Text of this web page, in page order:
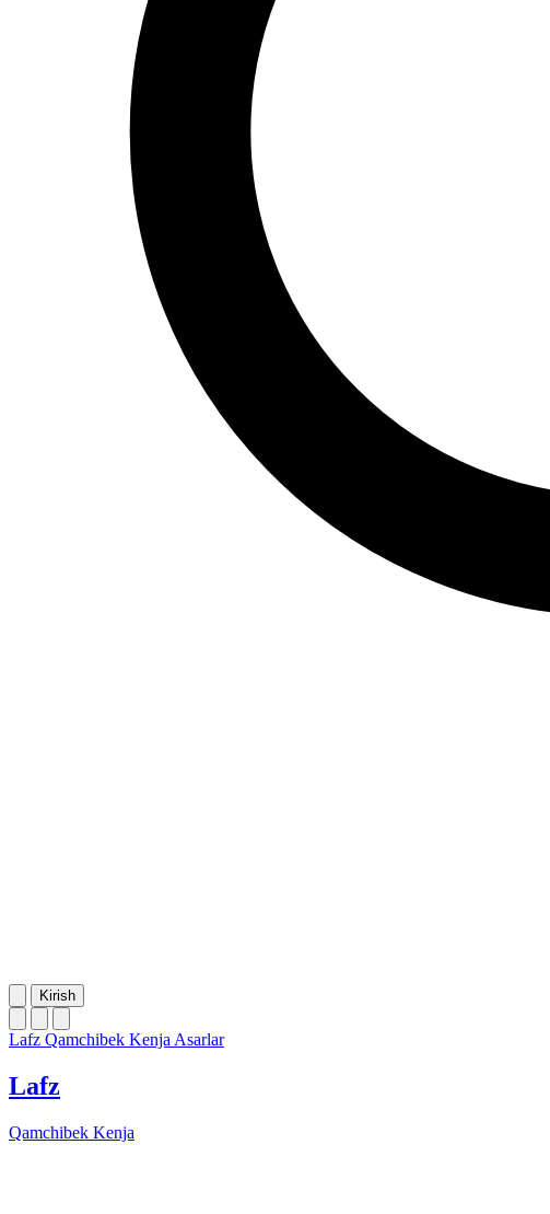
Kirish
Lafz Qamchibek Kenja Asarlar
Lafz
Qamchibek Kenja